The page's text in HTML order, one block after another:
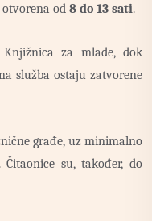
od 8 do 13 sati.
za mlade, dok
služba ostaju zatvorene
građe, uz minimalno
su, također, do